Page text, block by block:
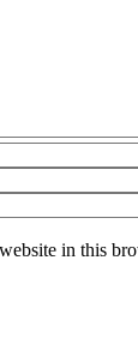
in this